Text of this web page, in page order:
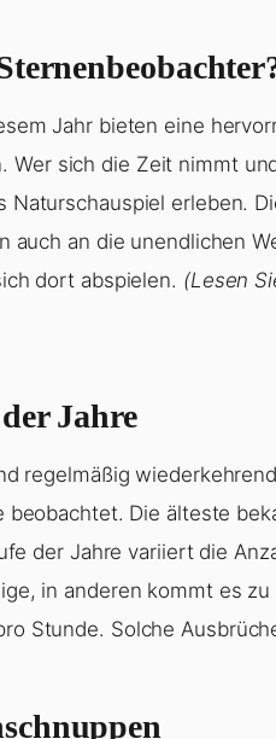
Jahr bieten eine
Wer sich die Zeit nimmt
Naturschauspiel erleben.
auch an die unendlichen
dort abspielen. (Lesen
Jahre
regelmäßig
Die älteste
der Jahre variiert die
in anderen kommt es
Stunde. Solche